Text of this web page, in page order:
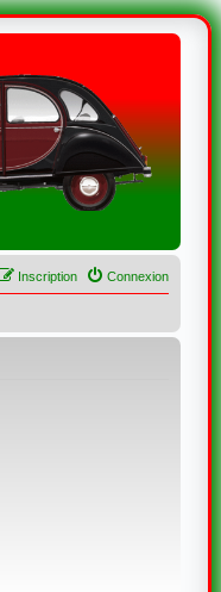
Connexion
Inscription